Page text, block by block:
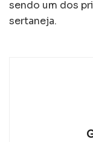
sendo um dos
sertaneja.